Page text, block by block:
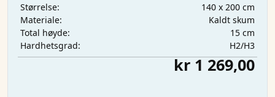
Størrelse:
140 x 200 cm
Materiale:
Kaldt skum
Total høyde:
15 cm
Hardhetsgrad:
H2/H3
kr 1 269,00